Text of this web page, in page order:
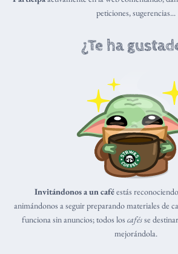
peticiones, sugerencias...
¿Te ha
Invitándonos a un caféestás
animándonos a seguir preparando materiales de
funciona sin anuncios; todos los cafésse
mejorándola.